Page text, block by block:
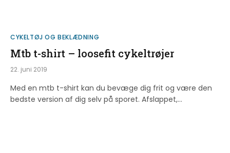
CYKELTØJ OG BEKLÆDNING
Mtb t-shirt – loosefit cykeltrøjer
22. juni 2019
Med en mtb t-shirt kan du bevæge dig frit og være den
bedste version af dig selv på sporet. Afslappet,…